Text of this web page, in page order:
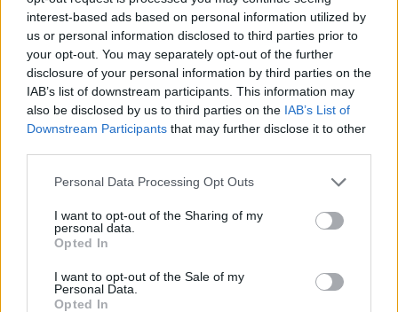
interest-based ads based on personal information utilized by
us or personal information disclosed to third parties prior to
your opt-out. You may separately opt-out of the further
disclosure of your personal information by third parties on the
IAB’s list of downstream participants. This information may
also be disclosed by us to third parties on the IAB’s List of
Downstream Participants that may further disclose it to other
Personal Data Processing Opt Outs
I want to opt-out of the Sharing of my
personal data.
Opted In
I want to opt-out of the Sale of my
Personal Data.
Opted In
kiekon tielle komeat 33 kertaa ja hänet valittiin ottelun
tähdistöön. Dostal nähtiin Ilveksen paidalla vielä viime
kaudella, hänlähti Pohjois-Amerikkaankauden alkupuolella.
Edellinen artikkeli
tuomaristossa myös
olympialaisissa – viisi
huomioitiin – valinta NHL:n